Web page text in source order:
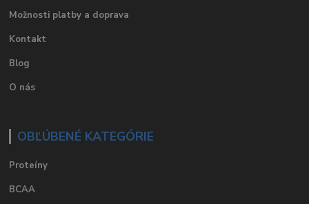
Možnosti platby a doprava
Kontakt
Blog
O nás
OBĽÚBENÉ KATEGÓRIE
Proteíny
BCAA